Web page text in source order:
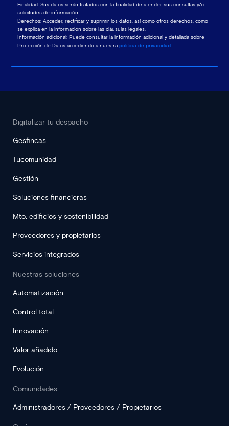
Finalidad: Sus datos serán tratados con la finalidad de atender sus consultas y/o
solicitudes de información.
Derechos: Acceder, rectificar y suprimir los datos, así como otros derechos, como
se explica en la información sobre las cláusulas legales.
Información adicional: Puede consultar la información adicional y detallada sobre
Protección de Datos accediendo a nuestra política de privacidad.
Digitalizar tu despacho
Gesfincas
Tucomunidad
Gestión
Soluciones financieras
Mto. edificios y sostenibilidad
Proveedores y propietarios
Servicios integrados
Nuestras soluciones
Automatización
Control total
Innovación
Valor añadido
Evolución
Comunidades
Administradores / Proveedores / Propietarios